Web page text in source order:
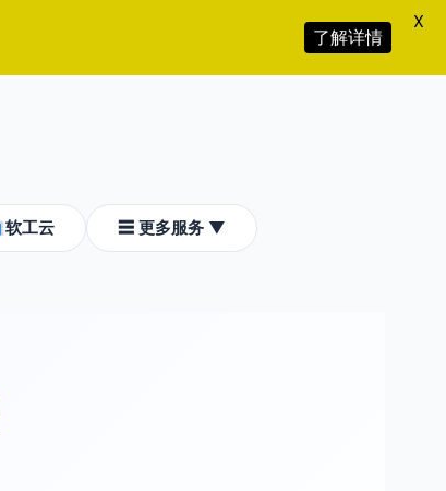
软工云 ☰ 更多服务 ▼
了解详情
X